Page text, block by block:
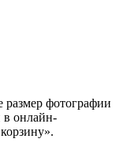
размер фотографии
в онлайн-